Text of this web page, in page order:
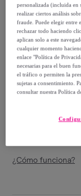
Vendido por
Entrega
Entrega desde5 €
¿Cómo funciona?
personalizada (incluida
realizar ciertos análisis
fraude. Puede elegir entre
rechazar todo haciendo
aplican solo a este
cualquier momento
enlace "Política de
necesarias para el buen
el tráfico o permiten la
sujetas a consentimiento.
consultar nuestra Política